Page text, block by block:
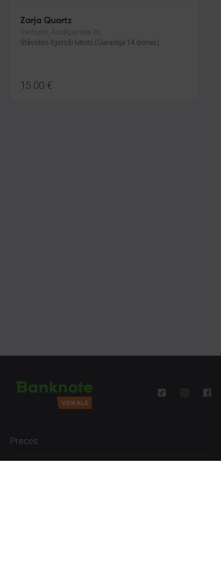
Zarja Quartz
Ventspils, Kuldīgas iela 26
Stāvoklis Ilgstoši lietots (Garantija 14 dienas)
15.00 €
Preces